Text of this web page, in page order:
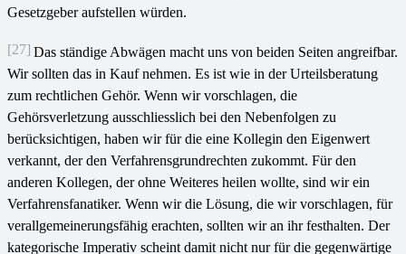
Gesetzgeber aufstellen würden.
[27] Das ständige Abwägen macht uns von beiden Seiten angreifbar.
Wir sollten das in Kauf nehmen. Es ist wie in der Urteilsberatung
zum rechtlichen Gehör. Wenn wir vorschlagen, die
Gehörsverletzung ausschliesslich bei den Nebenfolgen zu
berücksichtigen, haben wir für die eine Kollegin den Eigenwert
verkannt, der den Verfahrensgrundrechten zukommt. Für den
anderen Kollegen, der ohne Weiteres heilen wollte, sind wir ein
Verfahrensfanatiker. Wenn wir die Lösung, die wir vorschlagen, für
verallgemeinerungsfähig erachten, sollten wir an ihr festhalten. Der
kategorische Imperativ scheint damit nicht nur für die gegenwärtige